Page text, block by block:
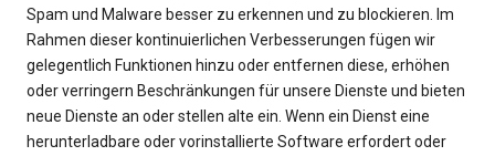
Spam und Malware besser zu erkennen und zu blockieren. Im
Rahmen dieser kontinuierlichen Verbesserungen fügen wir
gelegentlich Funktionen hinzu oder entfernen diese, erhöhen
oder verringern Beschränkungen für unsere Dienste und bieten
neue Dienste an oder stellen alte ein. Wenn ein Dienst eine
herunterladbare oder vorinstallierte Software erfordert oder